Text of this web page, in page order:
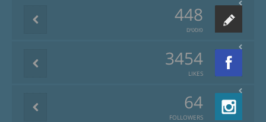
448
פוסטים
3454
LIKES
64
FOLLOWERS